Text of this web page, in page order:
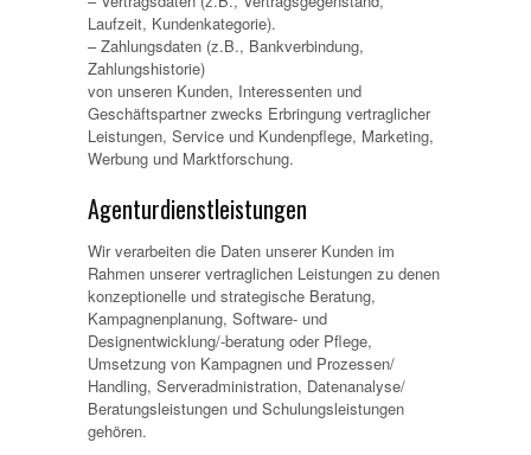
Laufzeit, Kundenkategorie).
– Zahlungsdaten (z.B., Bankverbindung,
Zahlungshistorie)
von unseren Kunden, Interessenten und
Geschäftspartner zwecks Erbringung vertraglicher
Leistungen, Service und Kundenpflege, Marketing,
Werbung und Marktforschung.
Agenturdienstleistungen
Wir verarbeiten die Daten unserer Kunden im
Rahmen unserer vertraglichen Leistungen zu denen
konzeptionelle und strategische Beratung,
Kampagnenplanung, Software- und
Designentwicklung/-beratung oder Pflege,
Umsetzung von Kampagnen und Prozessen/
Handling, Serveradministration, Datenanalyse/
Beratungsleistungen und Schulungsleistungen
gehören.